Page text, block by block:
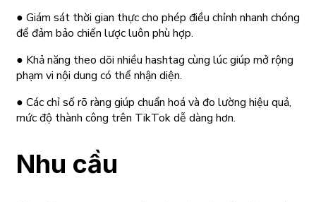
● Giám sát thời gian thực cho phép điều chỉnh nhanh chóng
để đảm bảo chiến lược luôn phù hợp.
● Khả năng theo dõi nhiều hashtag cùng lúc giúp mở rộng
phạm vi nội dung có thể nhận diện.
● Các chỉ số rõ ràng giúp chuẩn hoá và đo lường hiệu quả,
mức độ thành công trên TikTok dễ dàng hơn.
Nhu cầu